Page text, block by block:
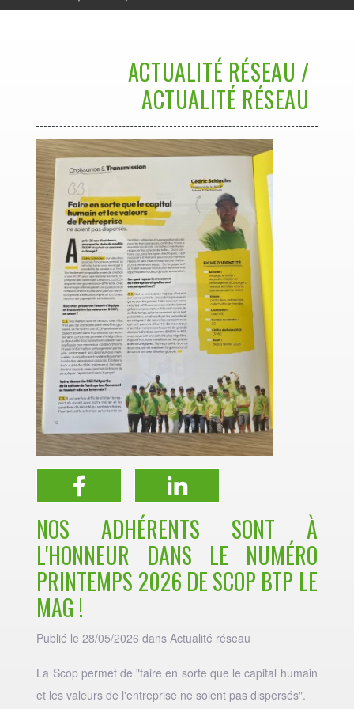
ACTUALITÉ RÉSEAU /
ACTUALITÉ RÉSEAU
NOS ADHÉRENTS SONT À
L'HONNEUR DANS LE NUMÉRO
PRINTEMPS 2026 DE SCOP BTP LE
MAG !
Publié le 28/05/2026 dansActualité réseau
La Scop permet de "faire en sorte que le capital humain
et les valeurs de l'entreprise ne soient pas dispersés".